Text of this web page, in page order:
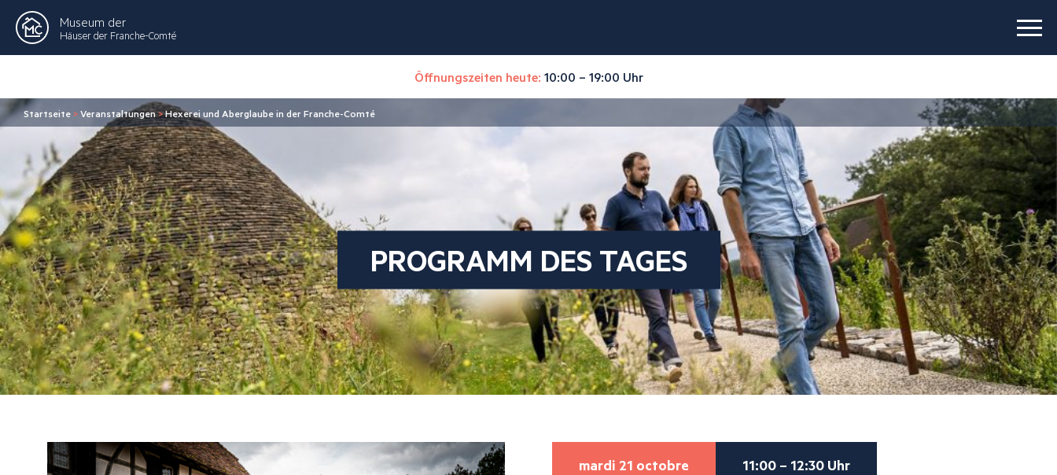
Museum der
Häuser der Franche-Comté
Öffnungszeiten heute: 10:00 – 19:00 Uhr
Startseite >Veranstaltungen>Hexerei und Aberglaube in der Franche-Comté
PROGRAMM DES TAGES
mardi 21 octobre 11:00 – 12:30 Uhr